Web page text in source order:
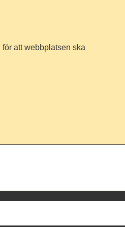
att webbplatsen ska